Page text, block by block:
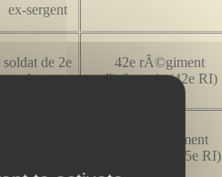
ex-sergent
soldat de 2e
classe
42e rÃ©giment
d'infanterie (42e RI)
175e rÃ©giment
d'infanterie (175e RI)